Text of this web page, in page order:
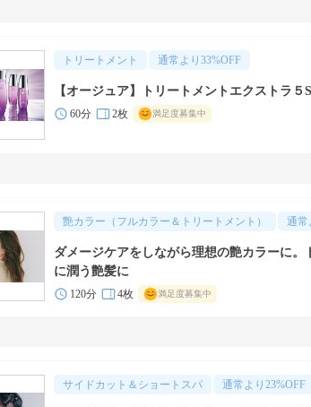
トリートメント 通常より 33%OFF
【オージュア】トリートメントエクストラ５
60分 2枚 満足度募集中
艶カラー（フルカラー＆トリートメント） 通常
ダメージケアをしながら理想の艶カラーに。
に潤う艶髪に
120分 4枚 満足度募集中
サイドカット＆ショートスパ 通常より 23%OFF